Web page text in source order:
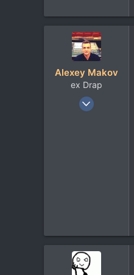
Alexey Makov
ex Drap
27 Дек 2007